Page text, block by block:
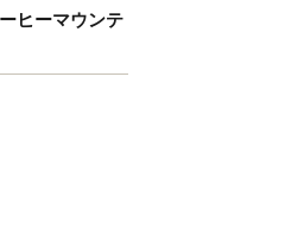
ヒーマウンテ